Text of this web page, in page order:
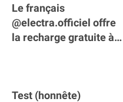
Le français
@electra.officiel offre
la recharge gratuite à
Test (honnête)